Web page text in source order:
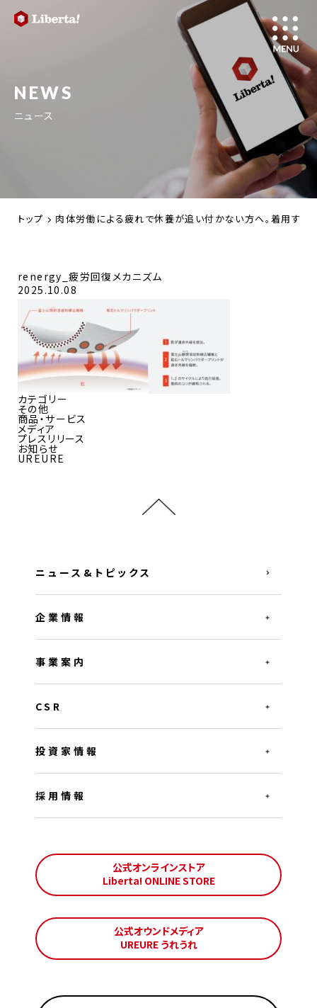
NEWS
ニュース
トップ 肉体労働による疲れで休養が追い付かない方へ。着用する
renergy_疲労回復メカニズム
2025.10.08
カテゴリー
その他
商品・サービス
メディア
プレスリリース
お知らせ
UREURE
ニュース&トピックス
企業情報
事業案内
CSR
投資家情報
採用情報
公式オンラインストア
Liberta! ONLINE STORE
公式オウンドメディア
UREURE うれうれ